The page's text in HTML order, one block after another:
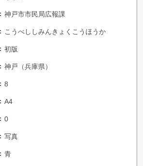
神戸市市民局広報課
こうべししみんきょくこうほうか
初版
神戸（兵庫県）
8
A4
0
写真
青